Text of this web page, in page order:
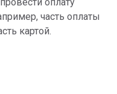
оплату
часть оплаты
картой.